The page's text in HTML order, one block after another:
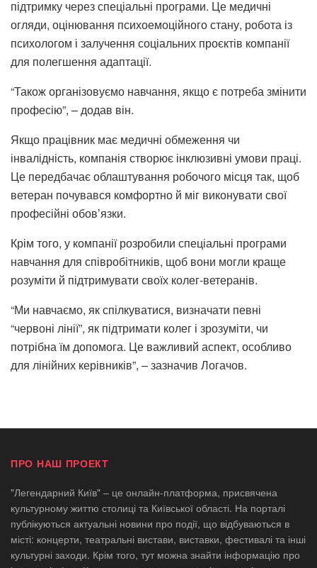
підтримку через спеціальні програми. Це медичні
огляди, оцінювання психоемоційного стану, робота із
психологом і залучення соціальних проєктів компанії
для полегшення адаптації.
“Також організовуємо навчання, якщо є потреба змінити
професію”, – додав він.
Якщо працівник має медичні обмеження чи
інвалідність, компанія створює інклюзивні умови праці.
Це передбачає облаштування робочого місця так, щоб
ветеран почувався комфортно й міг виконувати свої
професійні обов’язки.
Крім того, у компанії розробили спеціальні програми
навчання для співробітників, щоб вони могли краще
розуміти й підтримувати своїх колег-ветеранів.
“Ми навчаємо, як спілкуватися, визначати певні
“червоні лінії”, як підтримати колег і зрозуміти, чи
потрібна їм допомога. Це важливий аспект, особливо
для лінійних керівників”, – зазначив Логачов.
ПРО НАШ ПРОЕКТ
"Легендарний Київ" – це онлайн-платформа, присвячена
культурному життю столиці та Київської області. На порталі
публікуються актуальні новини про події, що відбуваються в
місті: концерти, театральні вистави, виставки, фестивалі та інші
культурні заходи. Крім того, тут можна знайти інформацію про